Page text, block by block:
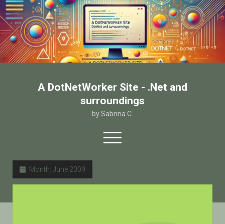
A DotNetWorker Site - .Net and
surroundings
by Sabrina C.
open
menu
Month: June 2009